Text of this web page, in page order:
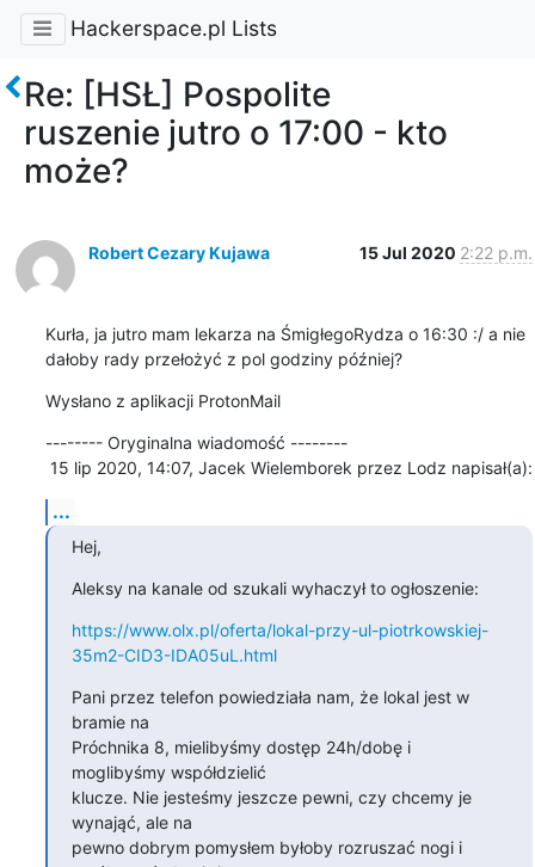
Hackerspace.pl Lists
Re: [HSŁ] Pospolite
ruszenie jutro o 17:00 - kto
może?
Robert Cezary Kujawa 15 Jul 2020 2:22 p.m.
Kurła, ja jutro mam lekarza na ŚmigłegoRydza o 16:30 :/ a nie
dałoby rady przełożyć z pol godziny później?
Wysłano z aplikacji ProtonMail
-------- Oryginalna wiadomość --------
‎ 15 lip 2020, 14:07, Jacek Wielemborek przez Lodz napisał(a):
...
Hej,
Aleksy na kanale od szukali wyhaczył to ogłoszenie:
https://www.olx.pl/oferta/lokal-przy-ul-piotrkowskiej-
35m2-CID3-IDA05uL.html
Pani przez telefon powiedziała nam, że lokal jest w
bramie na
Próchnika 8, mielibyśmy dostęp 24h/dobę i
moglibyśmy współdzielić
klucze. Nie jesteśmy jeszcze pewni, czy chcemy je
wynająć, ale na
pewno dobrym pomysłem byłoby rozruszać nogi i